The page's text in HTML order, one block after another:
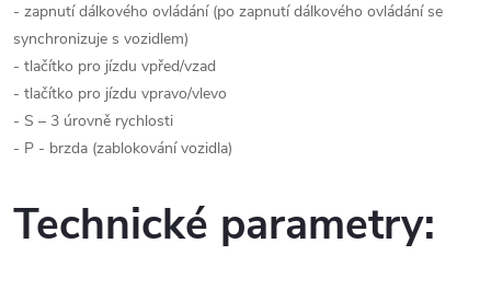
- zapnutí dálkového ovládání (po zapnutí dálkového ovládání se
synchronizuje s vozidlem)
- tlačítko pro jízdu vpřed/vzad
- tlačítko pro jízdu vpravo/vlevo
- S – 3 úrovně rychlosti
- P - brzda (zablokování vozidla)
Technické parametry: